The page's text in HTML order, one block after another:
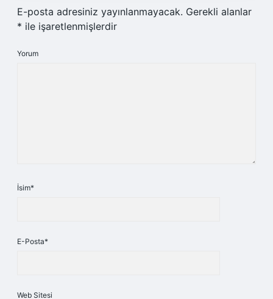
E-posta adresiniz yayınlanmayacak. Gerekli alanlar
* ile işaretlenmişlerdir
Yorum
İsim*
E-Posta*
Web Sitesi